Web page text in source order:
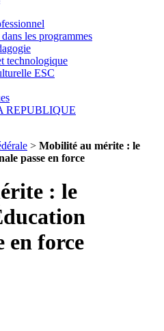
les programmes
technologique
ESC
REPUBLIQUE
> Mobilité au mérite : le
passe en force
: le
en force